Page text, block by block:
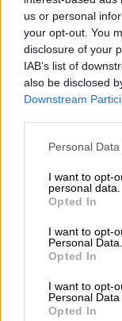
us or personal
your opt-out. You
disclosure of your
IAB’s list of
also be disclosed
Downstream
Please note that
not limited to your
grant or deny
use your data for
consent section.
Personal
I want to opt-
personal data.
Opted In
I want to opt-
Personal Data.
Opted In
I want to opt-
Personal Data
Opted In
Συνέχεια
Τη σκυτάλη
των Ειδικών
εβδομάδα,
Προς τα